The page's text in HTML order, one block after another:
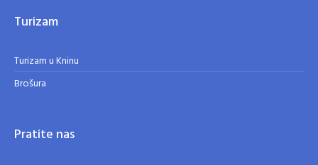
Turizam
Turizam u Kninu
Brošura
Pratite nas